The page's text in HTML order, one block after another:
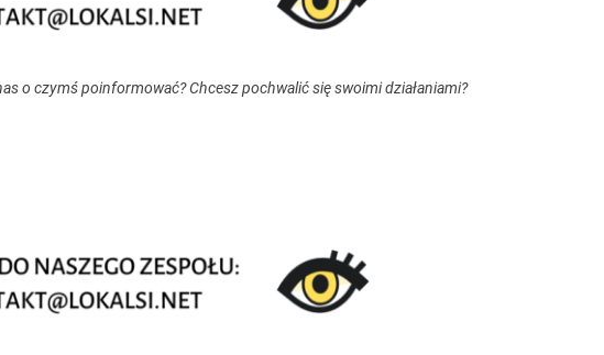
o czymś poinformować? Chcesz pochwalić się swoimi działaniami?